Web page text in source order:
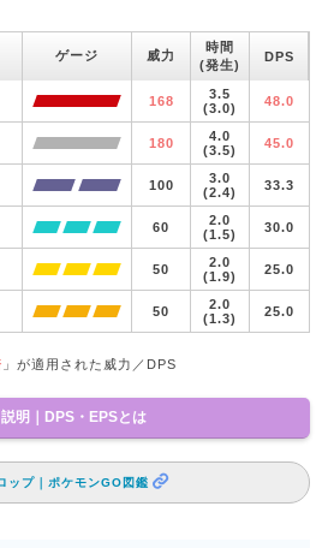
ゲージ 威力
時間
(発生)
DPS
168
3.5
(3.0)
48.0
180
4.0
(3.5)
45.0
100
3.0
(2.4)
33.3
60
2.0
(1.5)
30.0
50
2.0
(1.9)
25.0
50
2.0
(1.3)
25.0
」が適用された威力／DPS
明｜DPS・EPSとは
ップ｜ポケモンGO図鑑